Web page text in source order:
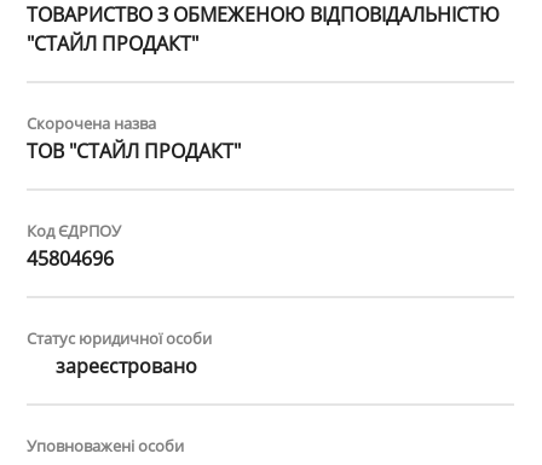
ТОВАРИСТВО З ОБМЕЖЕНОЮ ВІДПОВІДАЛЬНІСТЮ
"СТАЙЛ ПРОДАКТ"
Скорочена назва
ТОВ "СТАЙЛ ПРОДАКТ"
Код ЄДРПОУ
45804696
Статус юридичної особи
зареєстровано
Уповноважені особи